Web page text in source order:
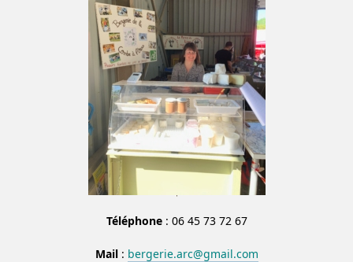
Téléphone: 06 45 73 72 67
Mail: bergerie.arc@gmail.com